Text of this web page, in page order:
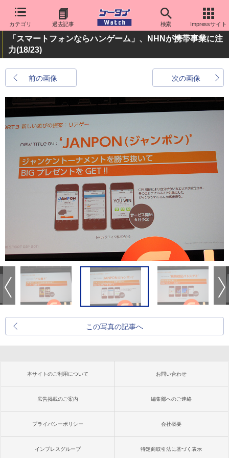
カテゴリ 過去記事 検索 Impressサイト
「スマートフォンならハンゲーム」、NHNが携帯事業に注
力(18/23)
前の画像 次の画像
この写真の記事へ
本サイトのご利用について お問い合わせ
広告掲載のご案内 編集部へのご連絡
プライバシーポリシー 会社概要
インプレスグループ 特定商取引法に基づく表示